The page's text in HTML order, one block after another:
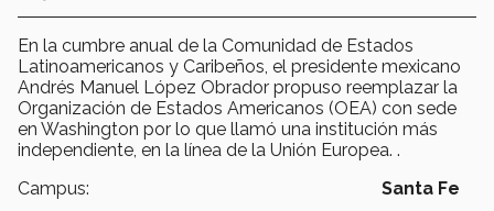
En la cumbre anual de la Comunidad de Estados
Latinoamericanos y Caribeños, el presidente mexicano
Andrés Manuel López Obrador propuso reemplazar la
Organización de Estados Americanos (OEA) con sede
en Washington por lo que llamó una institución más
independiente, en la línea de la Unión Europea. .
Campus:
Santa Fe